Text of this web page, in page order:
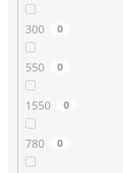
300 0
550 0
1550 0
780 0